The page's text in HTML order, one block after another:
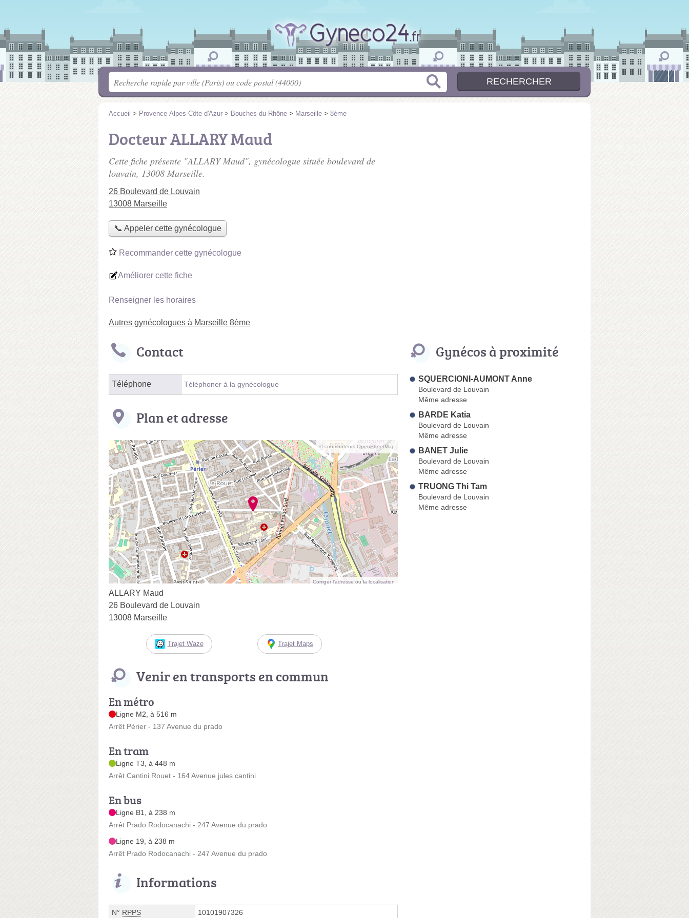
Accueil > Provence-Alpes-Côte d'Azur > Bouches-du-Rhône > Marseille > 8ème
Docteur ALLARY Maud
Cette fiche présente "ALLARY Maud", gynécologue située boulevard de
louvain, 13008 Marseille.
26 Boulevard de Louvain
13008 Marseille
📞 Appeler cette gynécologue
Recommander cette gynécologue
Améliorer cette fiche
Renseigner les horaires
Autres gynécologues à Marseille 8ème
Contact
Téléphone Téléphoner à la gynécologue
Plan et adresse
© contributeurs OpenStreetMap
Corriger l’adresse ou la localisation
ALLARY Maud
26 Boulevard de Louvain
13008 Marseille
Trajet Waze Trajet Maps
Venir en transports en commun
En métro
Ligne M2, à 516 m
Arrêt Périer - 137 Avenue du prado
En tram
Ligne T3, à 448 m
Arrêt Cantini Rouet - 164 Avenue jules cantini
En bus
Ligne B1, à 238 m
Arrêt Prado Rodocanachi - 247 Avenue du prado
Ligne 19, à 238 m
Arrêt Prado Rodocanachi - 247 Avenue du prado
Informations
N° RPPS 10101907326
Gynécos à proximité
SQUERCIONI-AUMONT Anne
Boulevard de Louvain
Même adresse
BARDE Katia
Boulevard de Louvain
Même adresse
BANET Julie
Boulevard de Louvain
Même adresse
TRUONG Thi Tam
Boulevard de Louvain
Même adresse